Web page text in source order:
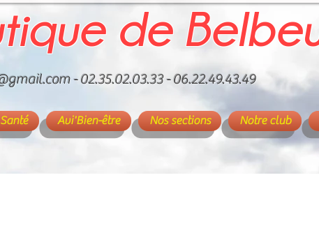
de
- 02.35.02.03.33 - 06.22.49.43.49
Avi'Bien-être Nos sections Notre club